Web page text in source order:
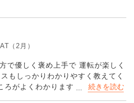
（2月）
で優しく褒め上手で 運転が楽しく
もしっかりわかりやすく教えてく
ろがよくわかります 無事卒業でき